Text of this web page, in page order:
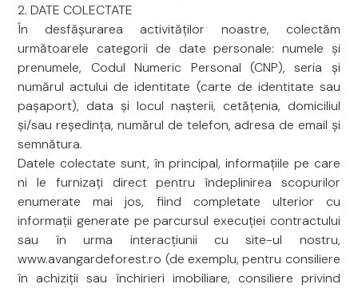
2. DATE COLECTATE
În desfășurarea activităților noastre, colectăm
următoarele categorii de date personale: numele și
prenumele, Codul Numeric Personal (CNP), seria și
numărul actului de identitate (carte de identitate sau
pașaport), data și locul nașterii, cetățenia, domiciliul
și/sau reședința, numărul de telefon, adresa de email și
semnătura.
Datele colectate sunt, în principal, informațiile pe care
ni le furnizați direct pentru îndeplinirea scopurilor
enumerate mai jos, fiind completate ulterior cu
informații generate pe parcursul execuției contractului
sau în urma interacțiunii cu site-ul nostru,
www.avangardeforest.ro (de exemplu, pentru consiliere
în achiziții sau închirieri imobiliare, consiliere privind